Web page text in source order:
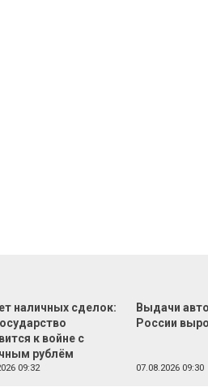
наличных сделок:
к войне с
рублём
09:32
Выдачи
России
07.08.2026 09:30